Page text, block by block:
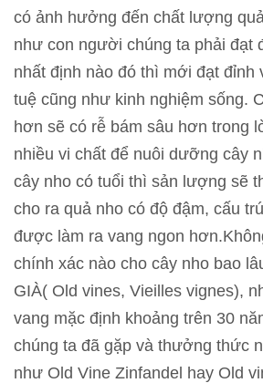
có ảnh hưởng đến chất lượng
như con người chúng ta phải đạt
nhất định nào đó thì mới đạt đỉnh
tuệ cũng như kinh nghiệm sống.
hơn sẽ có rễ bám sâu hơn trong
nhiều vi chất để nuôi dưỡng cây
cây nho có tuổi thì sản lượng sẽ
cho ra quả nho có độ đậm, cấu
được làm ra vang ngon
chính xác nào cho cây nho bao
GIÀ( Old vines, Vieilles vignes),
vang mặc định khoảng trên 30
chúng ta đã gặp và thưởng thức
như Old Vine Zinfandel hay Old